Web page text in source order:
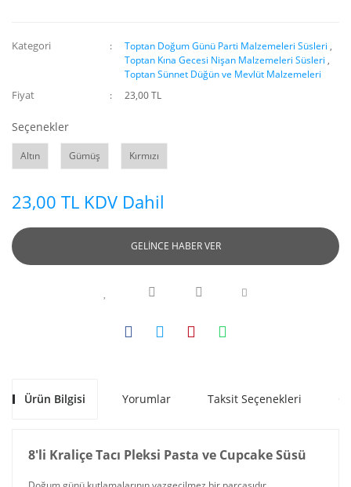
Kategori Toptan Doğum Günü Parti Malzemeleri Süsleri ,
Toptan Kına Gecesi Nişan Malzemeleri Süsleri ,
Toptan Sünnet Düğün ve Mevlüt Malzemeleri
Fiyat 23,00 TL
Seçenekler
Altın Gümüş Kırmızı
23,00 TL KDV Dahil
GELİNCE HABER VER
Ürün Bilgisi Yorumlar Taksit Seçenekleri
8'li Kraliçe Tacı Pleksi Pasta ve Cupcake Süsü